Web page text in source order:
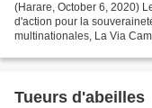
(Harare, October 6, 2020)
d'action pour la
multinationales, La Via
Tueurs d'abeilles